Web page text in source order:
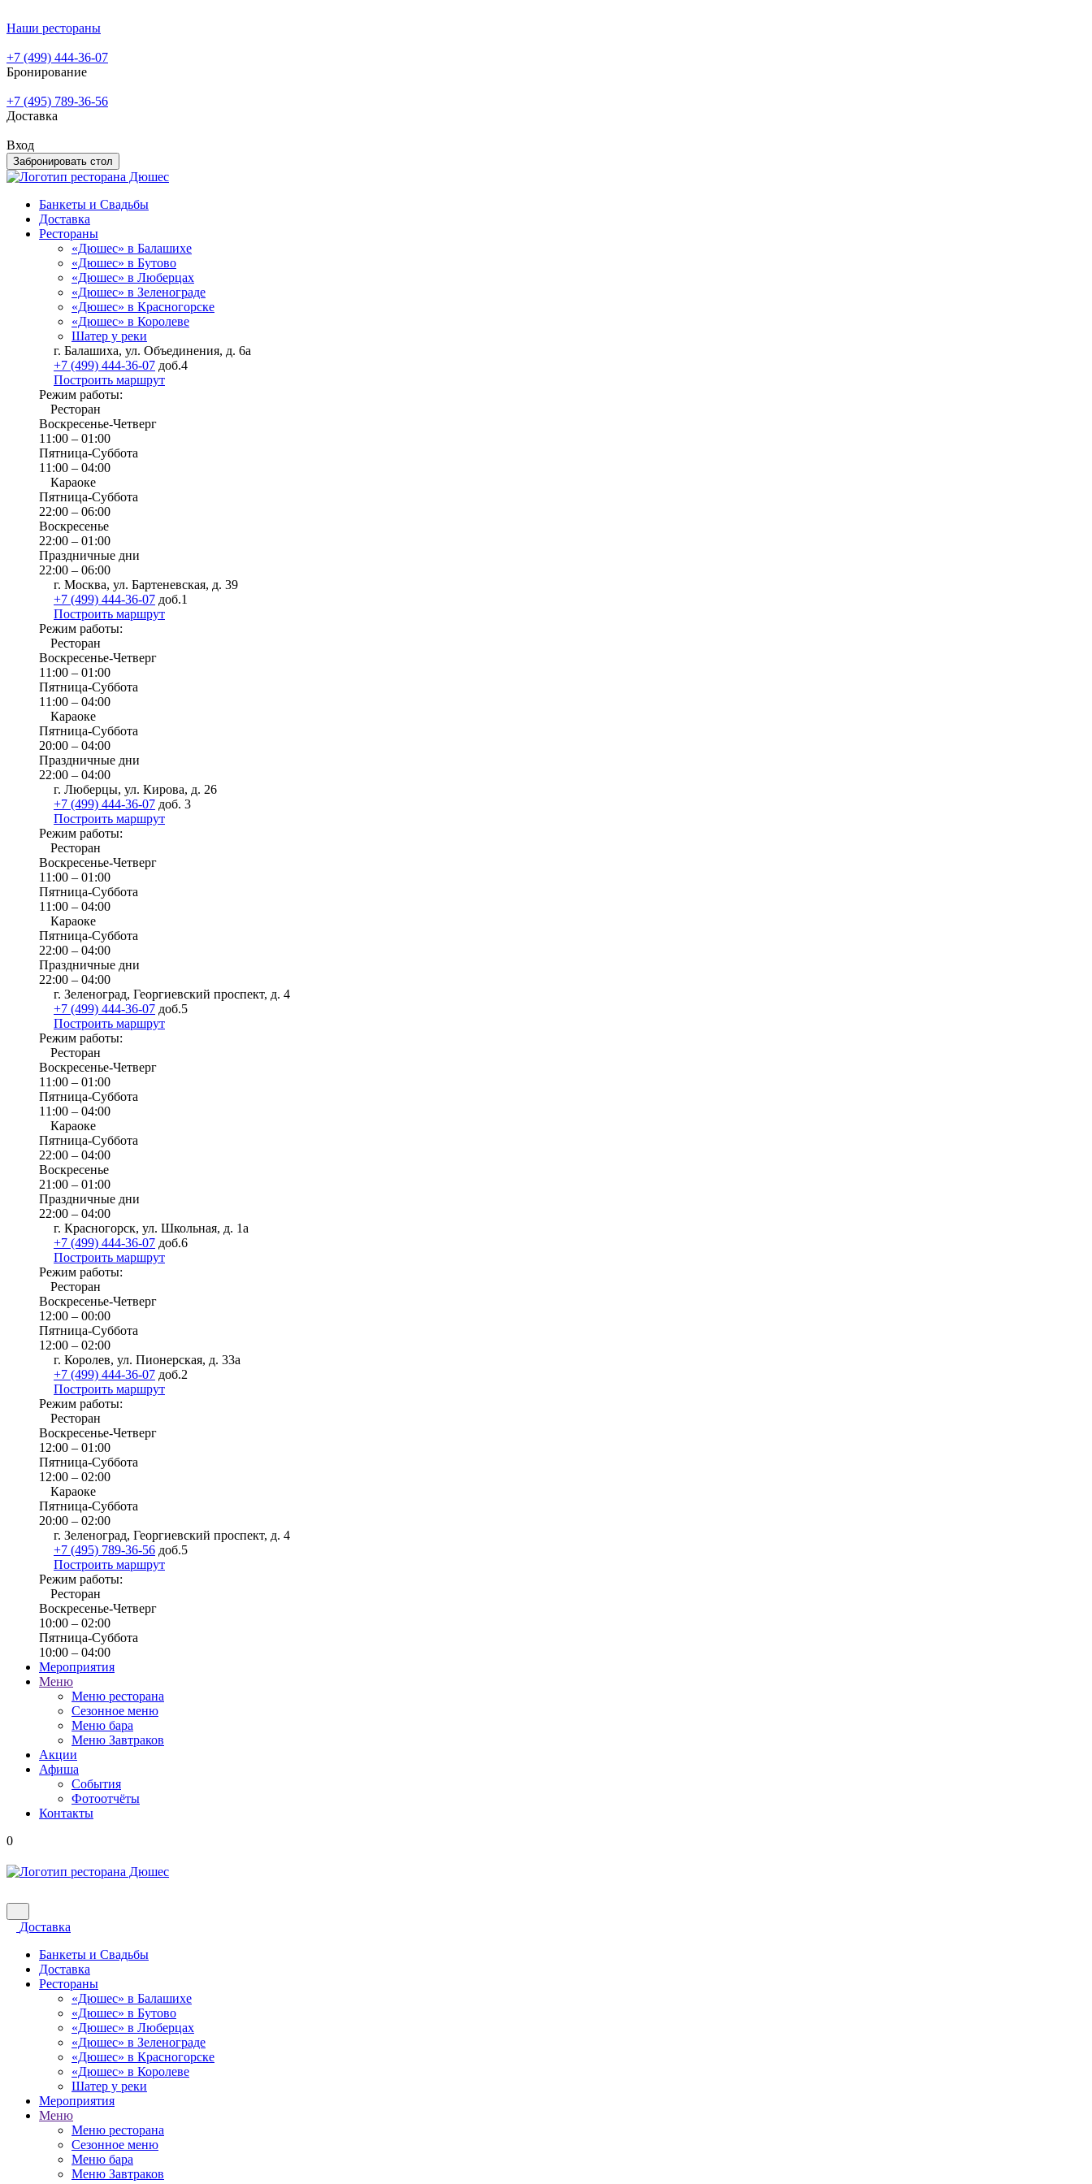
Наши рестораны
+7 (499) 444-36-07
Бронирование
+7 (495) 789-36-56
Доставка
Вход
Забронировать стол
Банкеты и Свадьбы
Доставка
Рестораны
«Дюшес» в Балашихе
«Дюшес» в Бутово
«Дюшес» в Люберцах
«Дюшес» в Зеленограде
«Дюшес» в Красногорске
«Дюшес» в Королеве
Шатер у реки
г. Балашиха, ул. Объединения, д. 6а
+7 (499) 444-36-07 доб.4
Построить маршрут
Режим работы:
Ресторан
Воскресенье-Четверг
11:00 – 01:00
Пятница-Суббота
11:00 – 04:00
Караоке
Пятница-Суббота
22:00 – 06:00
Воскресенье
22:00 – 01:00
Праздничные дни
22:00 – 06:00
г. Москва, ул. Бартеневская, д. 39
+7 (499) 444-36-07 доб.1
Построить маршрут
Режим работы:
Ресторан
Воскресенье-Четверг
11:00 – 01:00
Пятница-Суббота
11:00 – 04:00
Караоке
Пятница-Суббота
20:00 – 04:00
Праздничные дни
22:00 – 04:00
г. Люберцы, ул. Кирова, д. 26
+7 (499) 444-36-07 доб. 3
Построить маршрут
Режим работы:
Ресторан
Воскресенье-Четверг
11:00 – 01:00
Пятница-Суббота
11:00 – 04:00
Караоке
Пятница-Суббота
22:00 – 04:00
Праздничные дни
22:00 – 04:00
г. Зеленоград, Георгиевский проспект, д. 4
+7 (499) 444-36-07 доб.5
Построить маршрут
Режим работы:
Ресторан
Воскресенье-Четверг
11:00 – 01:00
Пятница-Суббота
11:00 – 04:00
Караоке
Пятница-Суббота
22:00 – 04:00
Воскресенье
21:00 – 01:00
Праздничные дни
22:00 – 04:00
г. Красногорск, ул. Школьная, д. 1а
+7 (499) 444-36-07 доб.6
Построить маршрут
Режим работы:
Ресторан
Воскресенье-Четверг
12:00 – 00:00
Пятница-Суббота
12:00 – 02:00
г. Королев, ул. Пионерская, д. 33а
+7 (499) 444-36-07 доб.2
Построить маршрут
Режим работы:
Ресторан
Воскресенье-Четверг
12:00 – 01:00
Пятница-Суббота
12:00 – 02:00
Караоке
Пятница-Суббота
20:00 – 02:00
г. Зеленоград, Георгиевский проспект, д. 4
+7 (495) 789-36-56 доб.5
Построить маршрут
Режим работы:
Ресторан
Воскресенье-Четверг
10:00 – 02:00
Пятница-Суббота
10:00 – 04:00
Мероприятия
Меню
Меню ресторана
Сезонное меню
Меню бара
Меню Завтраков
Акции
Афиша
События
Фотоотчёты
Контакты
0
Доставка
Банкеты и Свадьбы
Доставка
Рестораны
«Дюшес» в Балашихе
«Дюшес» в Бутово
«Дюшес» в Люберцах
«Дюшес» в Зеленограде
«Дюшес» в Красногорске
«Дюшес» в Королеве
Шатер у реки
Мероприятия
Меню
Меню ресторана
Сезонное меню
Меню бара
Меню Завтраков